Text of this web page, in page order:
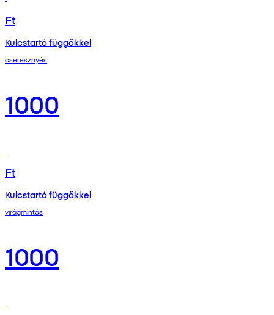
Ft
Kulcstartó függőkkel
cseresznyés
1000
Ft
Kulcstartó függőkkel
virágmintás
1000